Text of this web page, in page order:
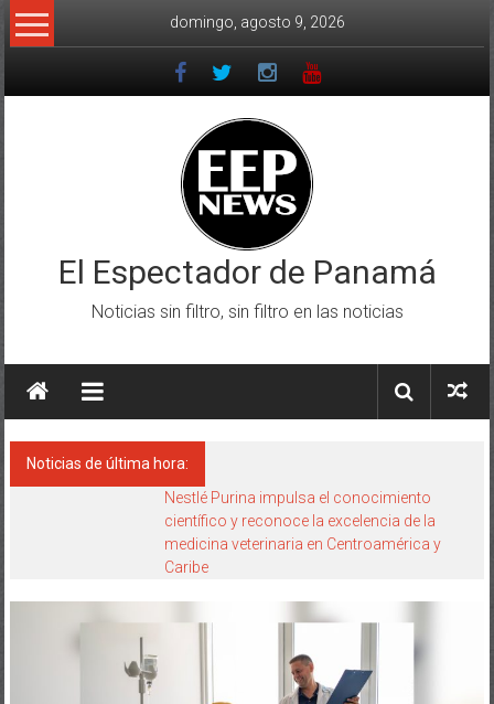
Saltar
al
domingo, agosto 9, 2026
El Espectador de Panamá
Noticias sin filtro, sin filtro en las noticias
Noticias de última hora:
Nestlé Purina impulsa el conocimiento
científico y reconoce la excelencia de la
medicina veterinaria en Centroamérica y
Caribe